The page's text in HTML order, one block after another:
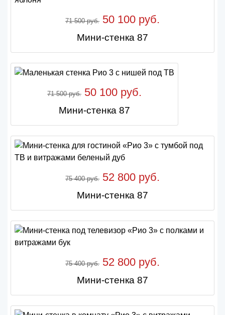
71 500 руб. 50 100 руб.
Мини-стенка 87
71 500 руб. 50 100 руб.
Мини-стенка 87
75 400 руб. 52 800 руб.
Мини-стенка 87
75 400 руб. 52 800 руб.
Мини-стенка 87